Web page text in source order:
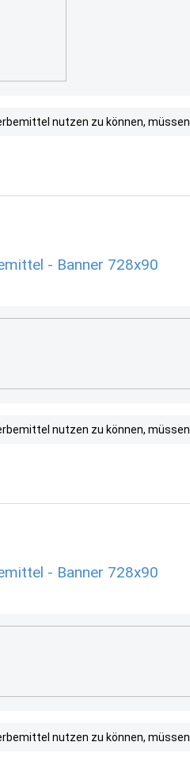
nutzen zu können,
- Banner 728x90
nutzen zu können,
- Banner 728x90
nutzen zu können,